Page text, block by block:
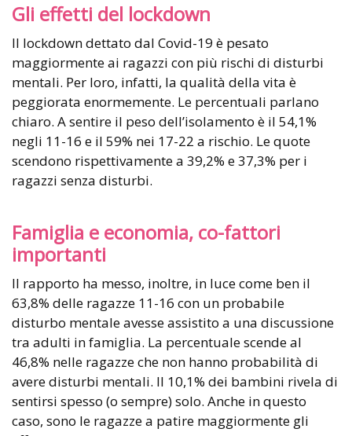
Gli effetti del lockdown
Il lockdown dettato dal Covid-19 è pesato
maggiormente ai ragazzi con più rischi di disturbi
mentali. Per loro, infatti, la qualità della vita è
peggiorata enormemente. Le percentuali parlano
chiaro. A sentire il peso dell’isolamento è il 54,1%
negli 11-16 e il 59% nei 17-22 a rischio. Le quote
scendono rispettivamente a 39,2% e 37,3% per i
ragazzi senza disturbi.
Famiglia e economia, co-fattori
importanti
Il rapporto ha messo, inoltre, in luce come ben il
63,8% delle ragazze 11-16 con un probabile
disturbo mentale avesse assistito a una discussione
tra adulti in famiglia. La percentuale scende al
46,8% nelle ragazze che non hanno probabilità di
avere disturbi mentali. Il 10,1% dei bambini rivela di
sentirsi spesso (o sempre) solo. Anche in questo
caso, sono le ragazze a patire maggiormente gli